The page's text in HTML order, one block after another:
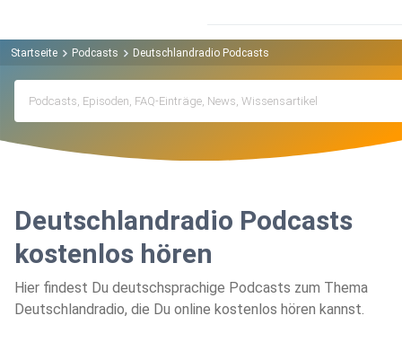
Startseite Podcasts Deutschlandradio Podcasts
Deutschlandradio Podcasts
kostenlos hören
Hier findest Du deutschsprachige Podcasts zum Thema
Deutschlandradio, die Du online kostenlos hören kannst.